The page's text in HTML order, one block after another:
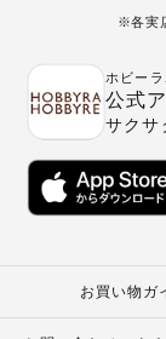
※各実
ホビー
公式
サクサ
お買い物ガ